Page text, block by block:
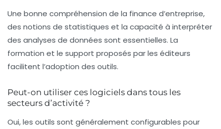
Une bonne compréhension de la finance d’entreprise,
des notions de statistiques et la capacité à interpréter
des analyses de données sont essentielles. La
formation et le support proposés par les éditeurs
facilitent l’adoption des outils.
Peut-on utiliser ces logiciels dans tous les
secteurs d’activité ?
Oui, les outils sont généralement configurables pour